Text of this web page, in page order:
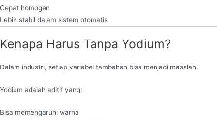
Cepat homogen
Lebih stabil dalam sistem otomatis
Kenapa Harus Tanpa Yodium?
Dalam industri, setiap variabel tambahan bisa menjadi masalah.
Yodium adalah aditif yang:
Bisa memengaruhi warna